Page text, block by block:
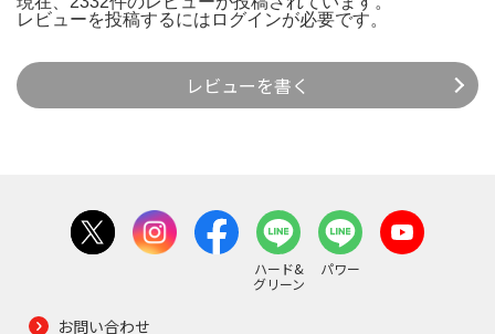
レビューを投稿するには ログインが必要です。
レビューを書く
ハード&
グリーン
パワー
お問い合わせ